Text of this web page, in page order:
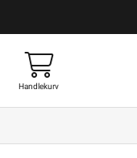
Handlekurv